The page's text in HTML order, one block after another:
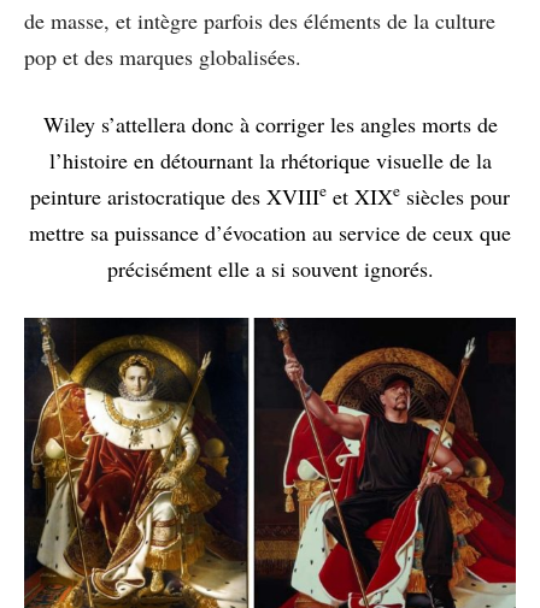
de masse, et intègre parfois des éléments de la culture
pop et des marques globalisées.
Wiley s’attellera donc à corriger les angles morts de
l’histoire en détournant la rhétorique visuelle de la
peinture aristocratique des XVIIIe et XIXe siècles pour
mettre sa puissance d’évocation au service de ceux que
précisément elle a si souvent ignorés.